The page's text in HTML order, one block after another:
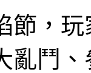
節，
亂鬥